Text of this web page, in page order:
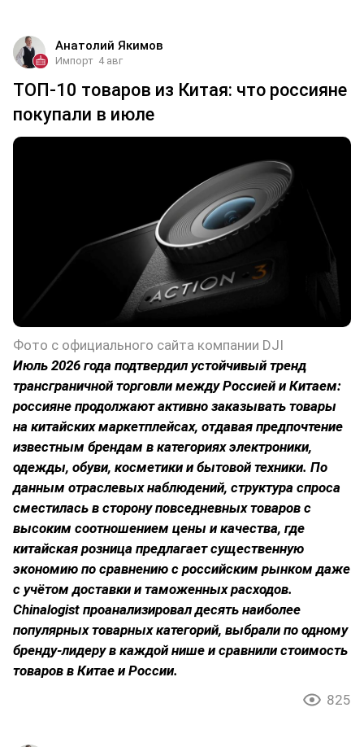
Анатолий Якимов
Импорт 4 авг
ТОП-10 товаров из Китая: что россияне
покупали в июле
Фото с официального сайта компании DJI
Июль 2026 года подтвердил устойчивый тренд
трансграничной торговли между Россией и Китаем:
россияне продолжают активно заказывать товары
на китайских маркетплейсах, отдавая предпочтение
известным брендам в категориях электроники,
одежды, обуви, косметики и бытовой техники. По
данным отраслевых наблюдений, структура спроса
сместилась в сторону повседневных товаров с
высоким соотношением цены и качества, где
китайская розница предлагает существенную
экономию по сравнению с российским рынком даже
с учётом доставки и таможенных расходов.
Chinalogist проанализировал десять наиболее
популярных товарных категорий, выбрали по одному
бренду-лидеру в каждой нише и сравнили стоимость
товаров в Китае и России.
825